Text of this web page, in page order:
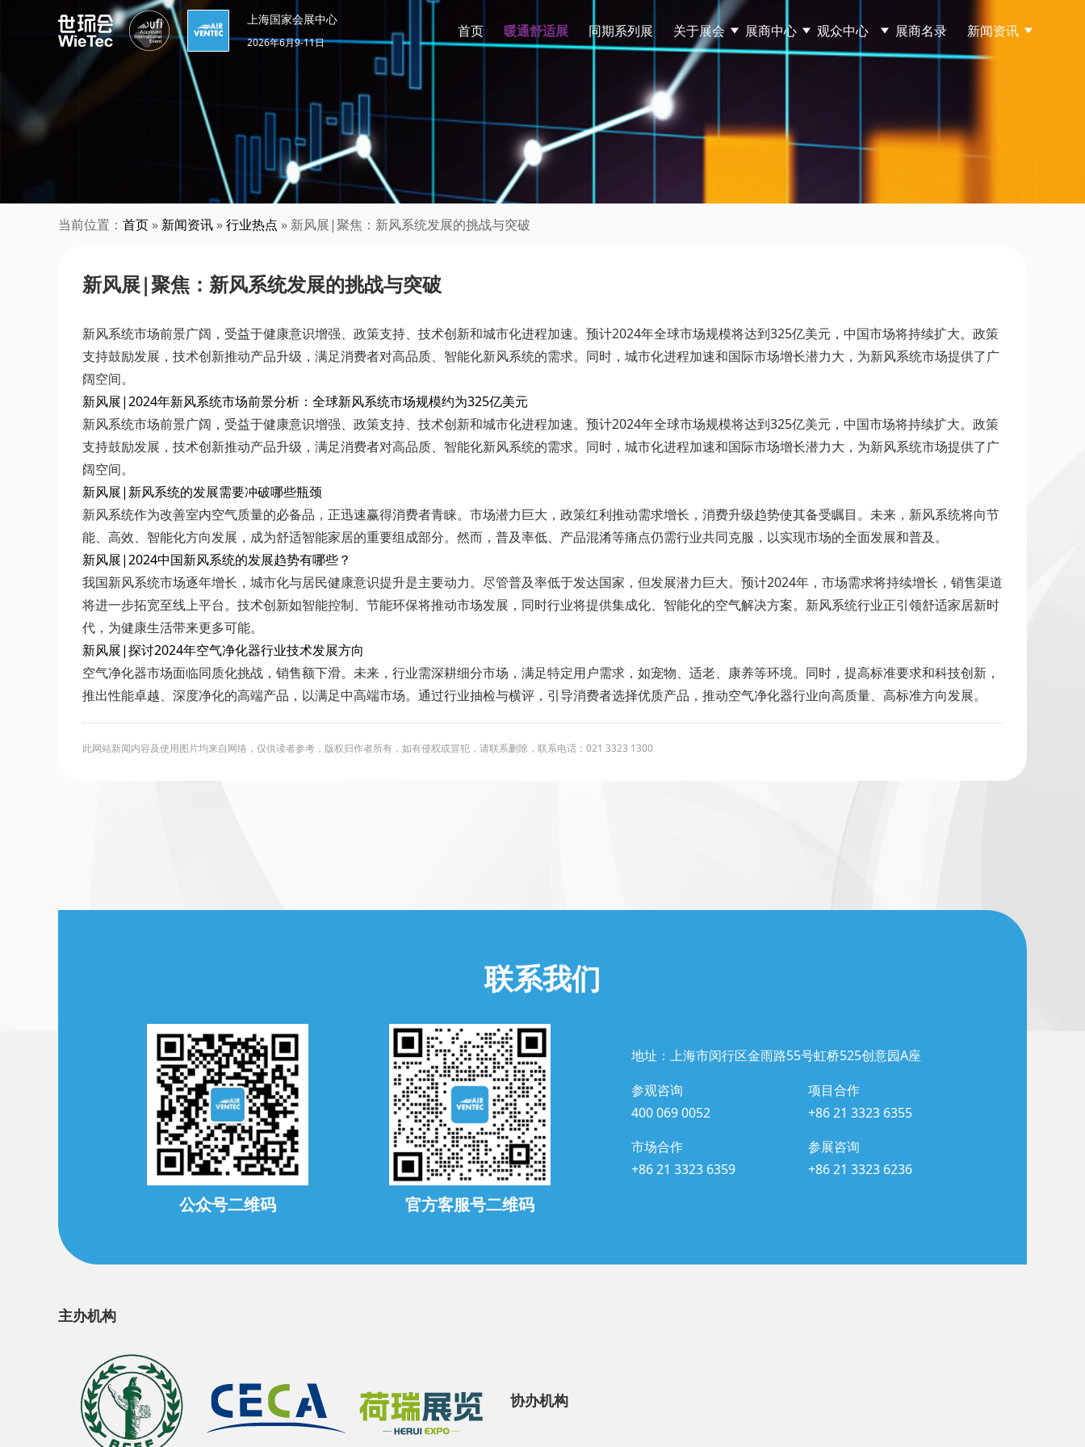
上海国家会展中心
2026年6月9-11日
首页 暖通舒适展 同期系列展 关于展会 展商中心 观众中心 展商名录 新闻资讯
当前位置： 首页 » 新闻资讯 »行业热点 » 新风展|聚焦：新风系统发展的挑战与突破
新风展|聚焦：新风系统发展的挑战与突破
新风系统市场前景广阔，受益于健康意识增强、政策支持、技术创新和城市化进程加速。预计2024年全球市场规模将达到325亿美元，中国市场将持续扩大。政策
支持鼓励发展，技术创新推动产品升级，满足消费者对高品质、智能化新风系统的需求。同时，城市化进程加速和国际市场增长潜力大，为新风系统市场提供了广
阔空间。
新风展|2024年新风系统市场前景分析：全球新风系统市场规模约为325亿美元
新风系统市场前景广阔，受益于健康意识增强、政策支持、技术创新和城市化进程加速。预计2024年全球市场规模将达到325亿美元，中国市场将持续扩大。政策
支持鼓励发展，技术创新推动产品升级，满足消费者对高品质、智能化新风系统的需求。同时，城市化进程加速和国际市场增长潜力大，为新风系统市场提供了广
阔空间。
新风展|新风系统的发展需要冲破哪些瓶颈
新风系统作为改善室内空气质量的必备品，正迅速赢得消费者青睐。市场潜力巨大，政策红利推动需求增长，消费升级趋势使其备受瞩目。未来，新风系统将向节
能、高效、智能化方向发展，成为舒适智能家居的重要组成部分。然而，普及率低、产品混淆等痛点仍需行业共同克服，以实现市场的全面发展和普及。
新风展|2024中国新风系统的发展趋势有哪些？
我国新风系统市场逐年增长，城市化与居民健康意识提升是主要动力。尽管普及率低于发达国家，但发展潜力巨大。预计2024年，市场需求将持续增长，销售渠道
将进一步拓宽至线上平台。技术创新如智能控制、节能环保将推动市场发展，同时行业将提供集成化、智能化的空气解决方案。新风系统行业正引领舒适家居新时
代，为健康生活带来更多可能。
新风展|探讨2024年空气净化器行业技术发展方向
空气净化器市场面临同质化挑战，销售额下滑。未来，行业需深耕细分市场，满足特定用户需求，如宠物、适老、康养等环境。同时，提高标准要求和科技创新，
推出性能卓越、深度净化的高端产品，以满足中高端市场。通过行业抽检与横评，引导消费者选择优质产品，推动空气净化器行业向高质量、高标准方向发展。
此网站新闻内容及使用图片均来自网络，仅供读者参考，版权归作者所有，如有侵权或冒犯，请联系删除，联系电话：021 3323 1300
联系我们
公众号二维码 官方客服号二维码
地址：上海市闵行区金雨路55号虹桥525创意园A座
参观咨询
400 069 0052
项目合作
+86 21 3323 6355
市场合作
+86 21 3323 6359
参展咨询
+86 21 3323 6236
主办机构
协办机构